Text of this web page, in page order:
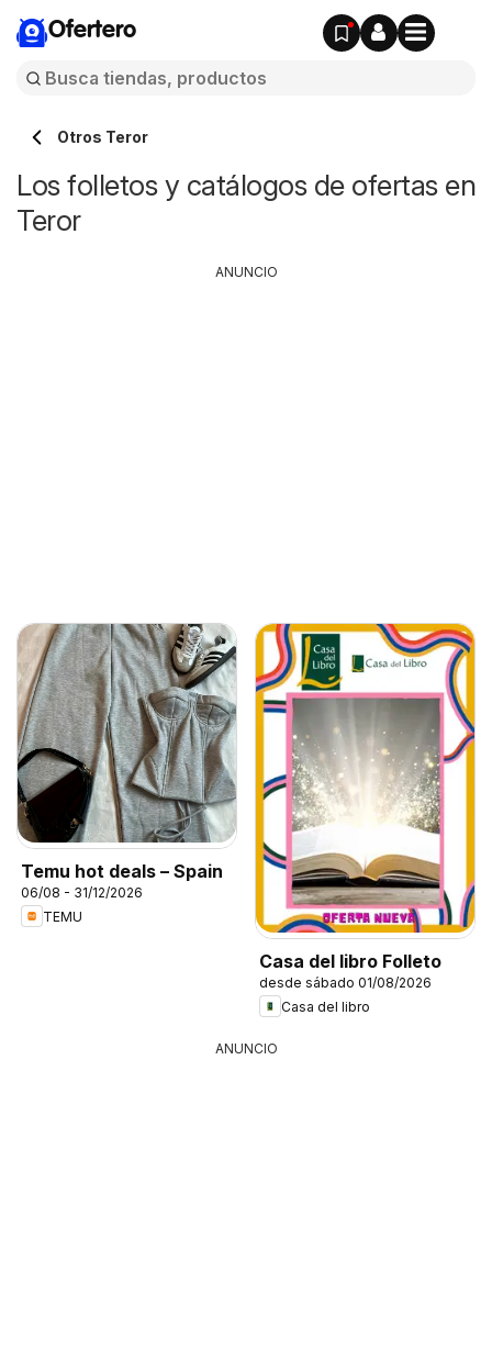
Ofertero
Otros Teror
Los folletos y catálogos de ofertas en
Teror
Temu hot deals – Spain
06/08 - 31/12/2026
TEMU
Casa del libro Folleto
desde sábado 01/08/2026
Casa del libro
ANUNCIO
ANUNCIO